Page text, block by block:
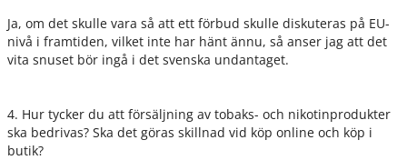
Ja, om det skulle vara så att ett förbud skulle diskuteras på EU-
nivå i framtiden, vilket inte har hänt ännu, så anser jag att det
vita snuset bör ingå i det svenska undantaget.
4. Hur tycker du att försäljning av tobaks- och nikotinprodukter
ska bedrivas? Ska det göras skillnad vid köp online och köp i
butik?